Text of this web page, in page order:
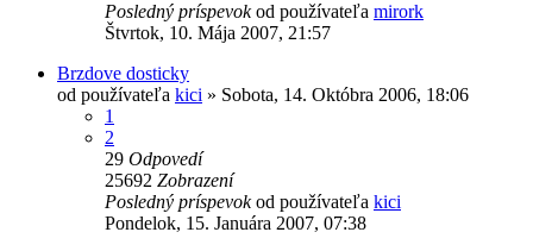
Posledný príspevokod používateľa mirork
Štvrtok, 10. Mája 2007, 21:57
Brzdove dosticky
od používateľa kici » Sobota, 14. Októbra 2006, 18:06
1
2
29 Odpovedí
25692 Zobrazení
Posledný príspevokod používateľa kici
Pondelok, 15. Januára 2007, 07:38